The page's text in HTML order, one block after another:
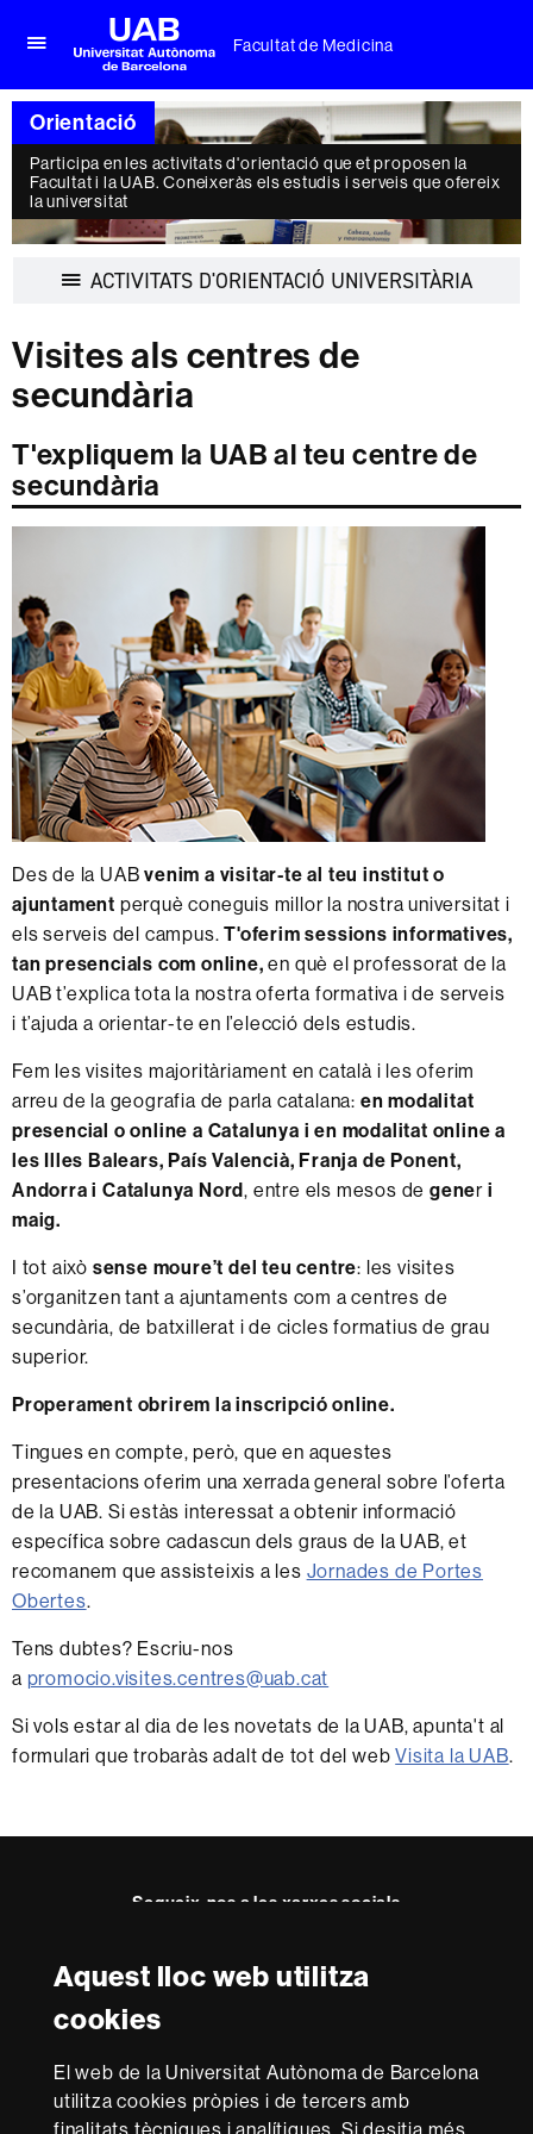
Aquest lloc web utilitza
cookies
El web de la Universitat Autònoma de Barcelona
utilitza cookies pròpies i de tercers amb
per
desplegar
el
menú
de
Facultat
de
Medicina
Universitat
Autònoma
de
Barcelona
Facultat de Medicina
Orientació
Participa en les activitats d'orientació que et proposen la
Facultat i la UAB. Coneixeràs els estudis i serveis que ofereix
la universitat
ACTIVITATS D'ORIENTACIÓ UNIVERSITÀRIA
Visites als centres de
secundària
T'expliquem la UAB al teu centre de
secundària
Des de la UABvenim a visitar-te al teu institut o
ajuntament perquè coneguis millor la nostra universitat i
els serveis del campus.T'oferimsessions informatives,
tan presencials com online,en què el professorat de la
UAB t’explica tota la nostra oferta formativa i de serveis
i t’ajuda a orientar-te en l’elecció dels estudis.
Fem les visites majoritàriament en català i les oferim
arreu de la geografia de parla catalana: en modalitat
presencial o online a Catalunya i en modalitat online a
les Illes Balears, País Valencià, Franja de Ponent,
Andorra i Catalunya Nord, entre els mesos degener i
maig.
I tot això sense moure’t del teu centre: les visites
s’organitzen tant a ajuntaments com a centres de
secundària, de batxillerat i de cicles formatius de grau
superior.
Properament obrirem la inscripció online.
Tingues en compte, però, que en aquestes
presentacions oferim una xerrada general sobre l’oferta
de la UAB. Si estàs interessat a obtenir informació
específica sobre cadascun dels graus de la UAB, et
recomanem que assisteixis a les Jornades de Portes
Obertes.
Tens dubtes? Escriu-nos
a promocio.visites.centres@uab.cat
Si vols estar al dia de les novetats de la UAB, apunta't al
formulari que trobaràs adalt de tot del webVisita la UAB.
Segueix-nos a les xarxes socials
Reconeixement internacional de l'excel·lència
in
Research
-
Amb el finançament de